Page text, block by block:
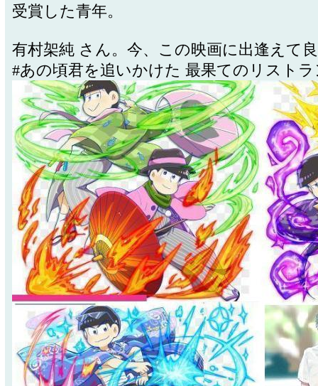
受賞した青年。
有村架純 さん。今、この映画に出逢えて
#あの頃君を追いかけた 最果てのリスト